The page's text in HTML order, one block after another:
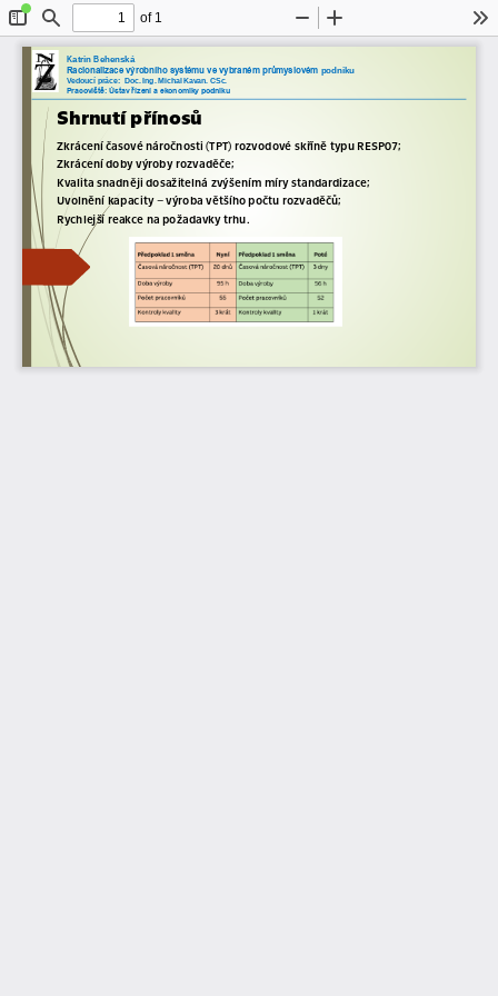
Toggle
Sidebar
Find
of 1
Zoom
Out
In
Katrin Behenská
Racionalizace výrobního systému ve vybraném průmyslovém podniku
Vedoucí práce: Doc. Ing. Michal Kavan. CSc.
Pracoviště: Ústav řízení a ekonomiky podniku
Shrnutí přínosů
Zkrácení časové náročnosti (TPT) rozvodové skříně typu RESP07;
Zkrácení doby výroby rozvaděče;
Kvalita snadněji dosažitelná zvýšením míry standardizace;
Uvolnění kapacity – výroba většího počtu rozvaděčů;
Rychlejší reakce na požadavky trhu.